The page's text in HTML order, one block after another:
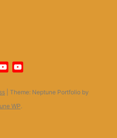
YouTube
Theme: Neptune Portfolio by
WP.